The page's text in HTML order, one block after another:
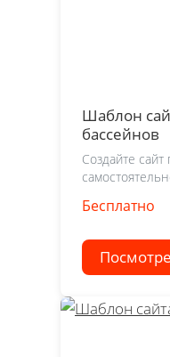
Шаблон
бассейнов
Создайте
Бесплатно